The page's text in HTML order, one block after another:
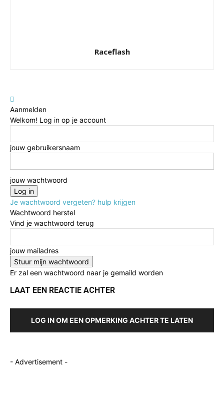
Raceflash
Aanmelden
Welkom! Log in op je account
jouw gebruikersnaam
jouw wachtwoord
Je wachtwoord vergeten? hulp krijgen
Wachtwoord herstel
Vind je wachtwoord terug
jouw mailadres
Er zal een wachtwoord naar je gemaild worden
LAAT EEN REACTIE ACHTER
LOG IN OM EEN OPMERKING ACHTER TE LATEN
- Advertisement -